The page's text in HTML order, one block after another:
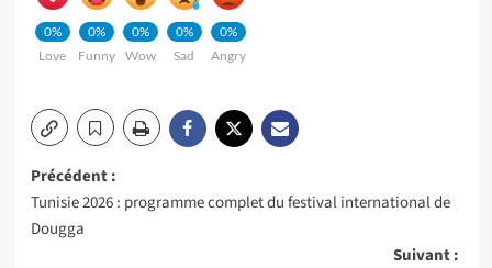
0%
Love
0%
Funny
0%
Wow
0%
Sad
0%
Angry
Navigation
d’article
Précédent :
Tunisie 2026 : programme complet du festival international de
Dougga
Suivant :